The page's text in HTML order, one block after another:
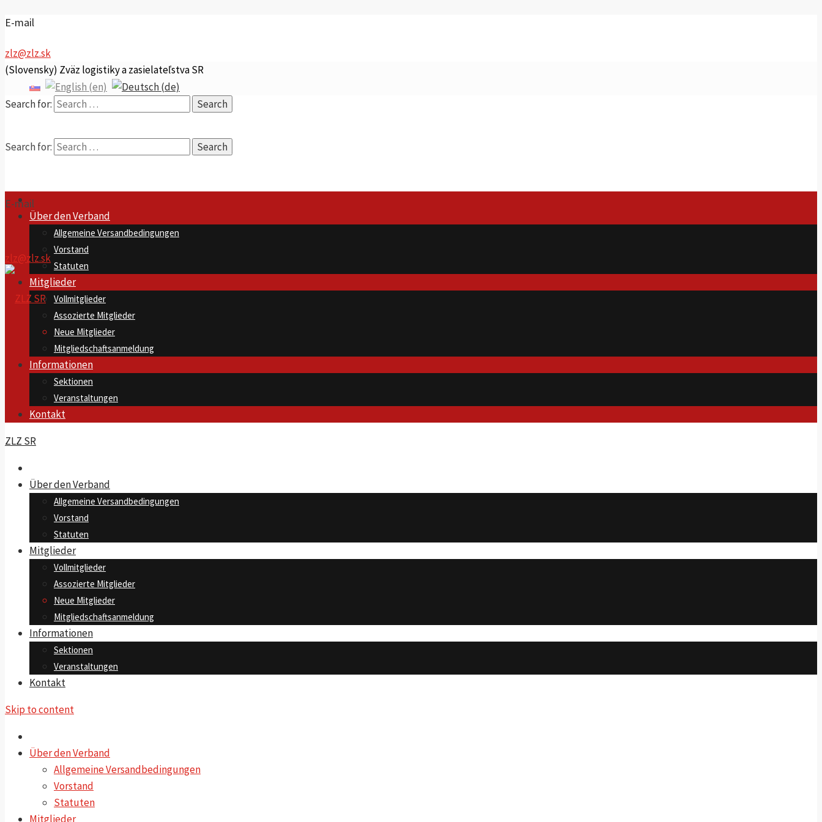
E-mail
zlz@zlz.sk
(Slovensky) Zväz logistiky a zasielateľstva SR
Search for:
Search for:
E-mail
zlz@zlz.sk
Über den Verband
Allgemeine Versandbedingungen
Vorstand
Statuten
Mitglieder
Vollmitglieder
Assozierte Mitglieder
Neue Mitglieder
Mitgliedschaftsanmeldung
Informationen
Sektionen
Veranstaltungen
Kontakt
ZLZ SR
Über den Verband
Allgemeine Versandbedingungen
Vorstand
Statuten
Mitglieder
Vollmitglieder
Assozierte Mitglieder
Neue Mitglieder
Mitgliedschaftsanmeldung
Informationen
Sektionen
Veranstaltungen
Kontakt
Skip to content
Über den Verband
Allgemeine Versandbedingungen
Vorstand
Statuten
Mitglieder